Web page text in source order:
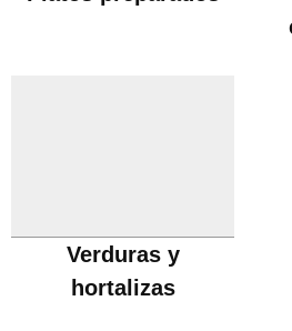
Verduras y
hortalizas